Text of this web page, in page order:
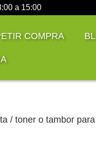
a 15:00
COMPRA
/ toner o tambor